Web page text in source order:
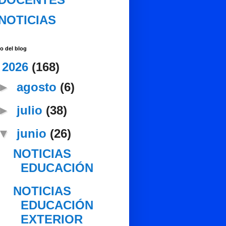
del blog
2026 (168)
► agosto (6)
► julio (38)
▼ junio (26)
NOTICIAS
EDUCACIÓN
NOTICIAS
EDUCACIÓN
EXTERIOR